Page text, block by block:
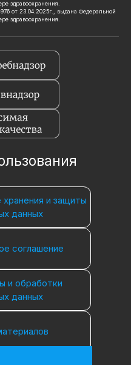
здравоохранения.
от 23.04.2025г., выдана Федеральной
здравоохранения.
и защиты
данных
соглашение
и обработки
данных